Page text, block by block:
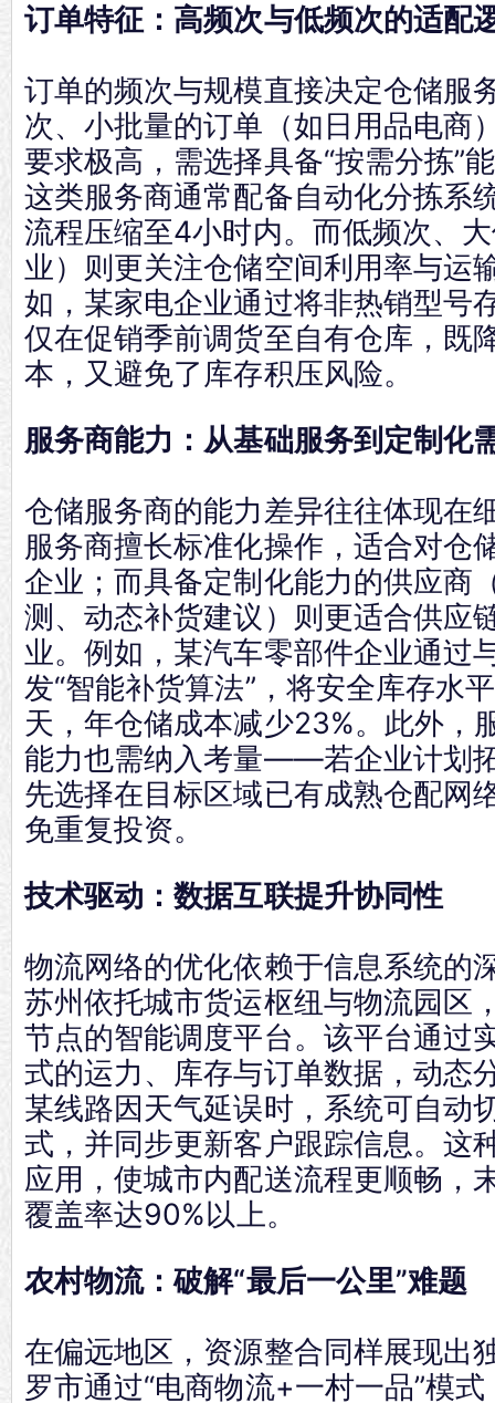
订单特征：高频次与低频次的适配
订单的频次与规模直接决定仓储服
次、小批量的订单（如日用品电商
要求极高，需选择具备“按需分拣”
这类服务商通常配备自动化分拣系
流程压缩至4小时内。而低频次、
业）则更关注仓储空间利用率与运
如，某家电企业通过将非热销型号
仅在促销季前调货至自有仓库，既
本，又避免了库存积压风险。
服务商能力：从基础服务到定制化
仓储服务商的能力差异往往体现在
服务商擅长标准化操作，适合对仓
企业；而具备定制化能力的供应商
测、动态补货建议）则更适合供应
业。例如，某汽车零部件企业通过
发“智能补货算法”，将安全库存水
天，年仓储成本减少23%。此外，
能力也需纳入考量——若企业计划
先选择在目标区域已有成熟仓配网
免重复投资。
技术驱动：数据互联提升协同性
物流网络的优化依赖于信息系统的
苏州依托城市货运枢纽与物流园区
节点的智能调度平台。该平台通过
式的运力、库存与订单数据，动态
某线路因天气延误时，系统可自动
式，并同步更新客户跟踪信息。这
应用，使城市内配送流程更顺畅，
覆盖率达90%以上。
农村物流：破解“最后一公里”难题
在偏远地区，资源整合同样展现出
罗市通过“电商物流+一村一品”模